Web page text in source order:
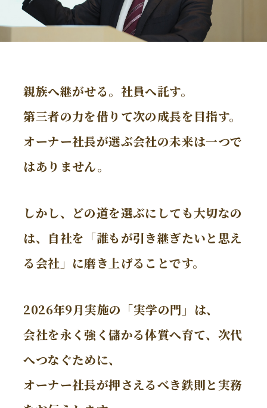
親族へ継がせる。社員へ託す。
第三者の力を借りて次の成長を目指す。
オーナー社長が選ぶ会社の未来は一つで
はありません。
しかし、どの道を選ぶにしても大切なの
は、 自社を「誰もが引き継ぎたいと思え
る会社」に磨き上げることです。
2026年9月実施の「実学の門」は、
会社を永く強く儲かる体質へ育て、次代
へつなぐために、
オーナー社長が押さえるべき鉄則と実務